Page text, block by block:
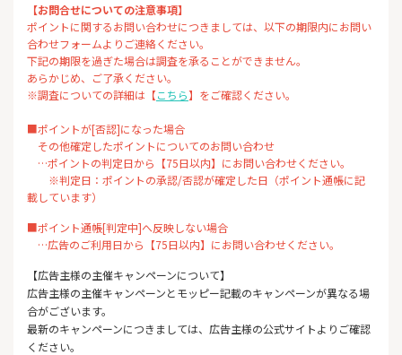
【お問合せについての注意事項】
ポイントに関するお問い合わせにつきましては、以下の期限内にお問い
合わせフォームよりご連絡ください。
下記の期限を過ぎた場合は調査を承ることができません。
あらかじめ、ご了承ください。
※調査についての詳細は【こちら】をご確認ください。
■ポイントが[否認]になった場合
その他確定したポイントについてのお問い合わせ
…ポイントの判定日から【75日以内】にお問い合わせください。
※判定日：ポイントの承認/否認が確定した日（ポイント通帳に記
載しています）
■ポイント通帳[判定中]へ反映しない場合
…広告のご利用日から【75日以内】にお問い合わせください。
【広告主様の主催キャンペーンについて】
広告主様の主催キャンペーンとモッピー記載のキャンペーンが異なる場
合がございます。
最新のキャンペーンにつきましては、広告主様の公式サイトよりご確認
ください。